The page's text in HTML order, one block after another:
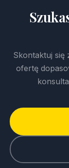
Skontaktuj się
ofertę